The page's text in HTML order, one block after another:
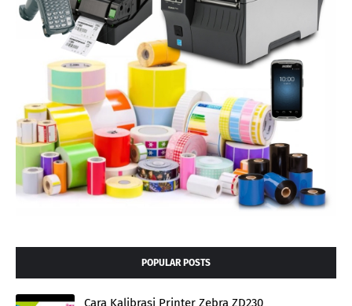
POPULAR POSTS
Cara Kalibrasi Printer Zebra ZD230